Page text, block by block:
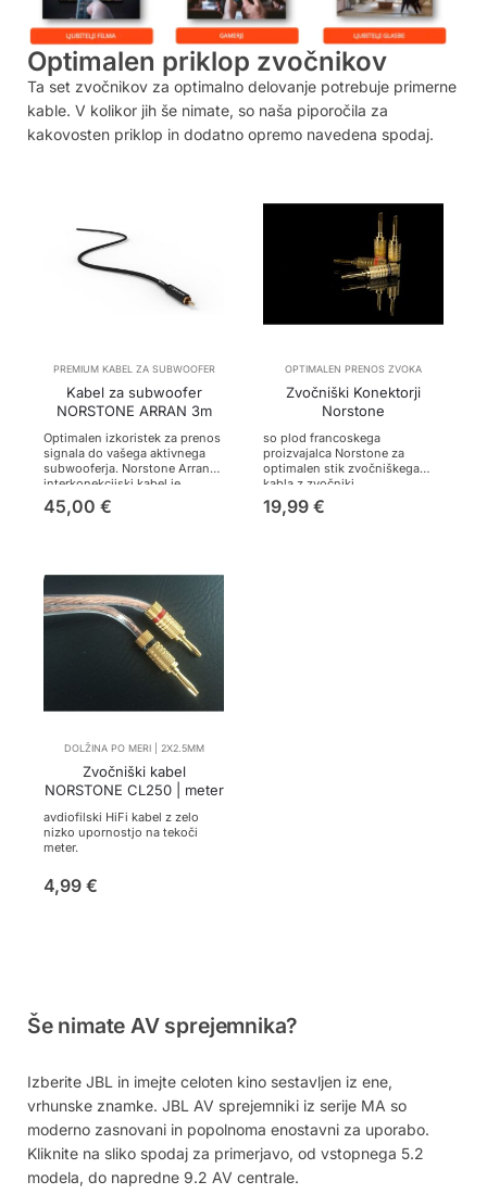
Optimalen priklop zvočnikov
Ta set zvočnikov za optimalno delovanje potrebuje primerne
kable. V kolikor jih še nimate, so naša piporočila za
kakovosten priklop in dodatno opremo navedena spodaj.
PREMIUM KABEL ZA SUBWOOFER
Kabel za subwoofer
NORSTONE ARRAN 3m
Optimalen izkoristek za prenos
signala do vašega aktivnega
subwooferja. Norstone Arran
interkonekcijski kabel je
premium izdelek, z bogato
zvočno sliko in vrhunskim
45,00 €
OPTIMALEN PRENOS ZVOKA
Zvočniški Konektorji
Norstone
so plod francoskega
proizvajalca Norstone za
optimalen stik zvočniškega
kabla z zvočniki.
19,99 €
DOLŽINA PO MERI | 2X2.5MM
Zvočniški kabel
NORSTONE CL250 | meter
avdiofilski HiFi kabel z zelo
nizko upornostjo na tekoči
meter.
4,99 €
Še nimate AV sprejemnika?
Izberite JBL in imejte celoten kino sestavljen iz ene,
vrhunske znamke. JBL AV sprejemniki iz serije MA so
moderno zasnovani in popolnoma enostavni za uporabo.
Kliknite na sliko spodaj za primerjavo, od vstopnega 5.2
modela, do napredne 9.2 AV centrale.